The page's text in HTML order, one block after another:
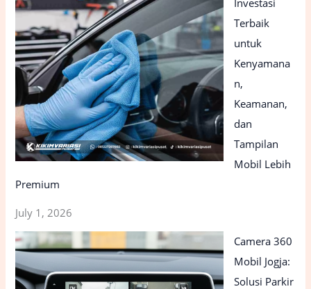
Terbaik
untuk
Kenyamana
n,
Keamanan,
dan
Tampilan
Mobil Lebih
Premium
July 1, 2026
Camera 360
Mobil Jogja:
Solusi Parkir